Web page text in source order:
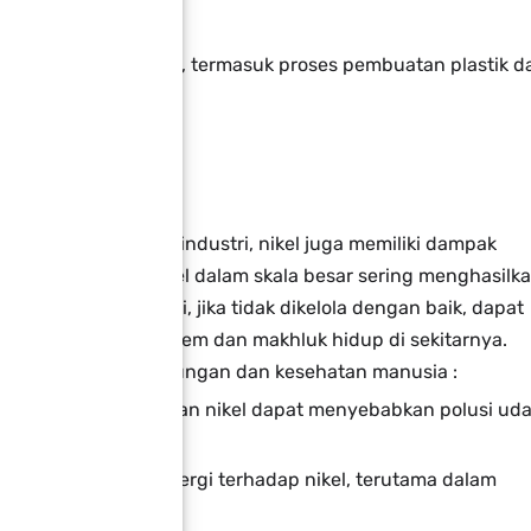
reaksi kimia, termasuk proses pembuatan plastik
manfaat dalam industri, nikel juga memiliki dampak
menggunakan nikel dalam skala besar sering
logam. Limbah ini, jika tidak dikelola dengan baik, dapat
buruk pada ekosistem dan makhluk hidup di sekitarnya.
terhadap lingkungan dan kesehatan manusia :
dan pemrosesan nikel dapat menyebabkan polusi
reaksi alergi terhadap nikel, terutama dalam